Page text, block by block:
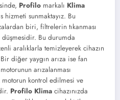
Profilo markalı Klima
hizmeti sunmaktayız. Bu
biri, filtrelerin tıkanması
düşmesidir. Bu durumda
aralıklarla temizleyerek cihazın
diğer yaygın arıza ise fan
arızalanması
kontrol edilmesi ve
Profilo Klima cihazınızda